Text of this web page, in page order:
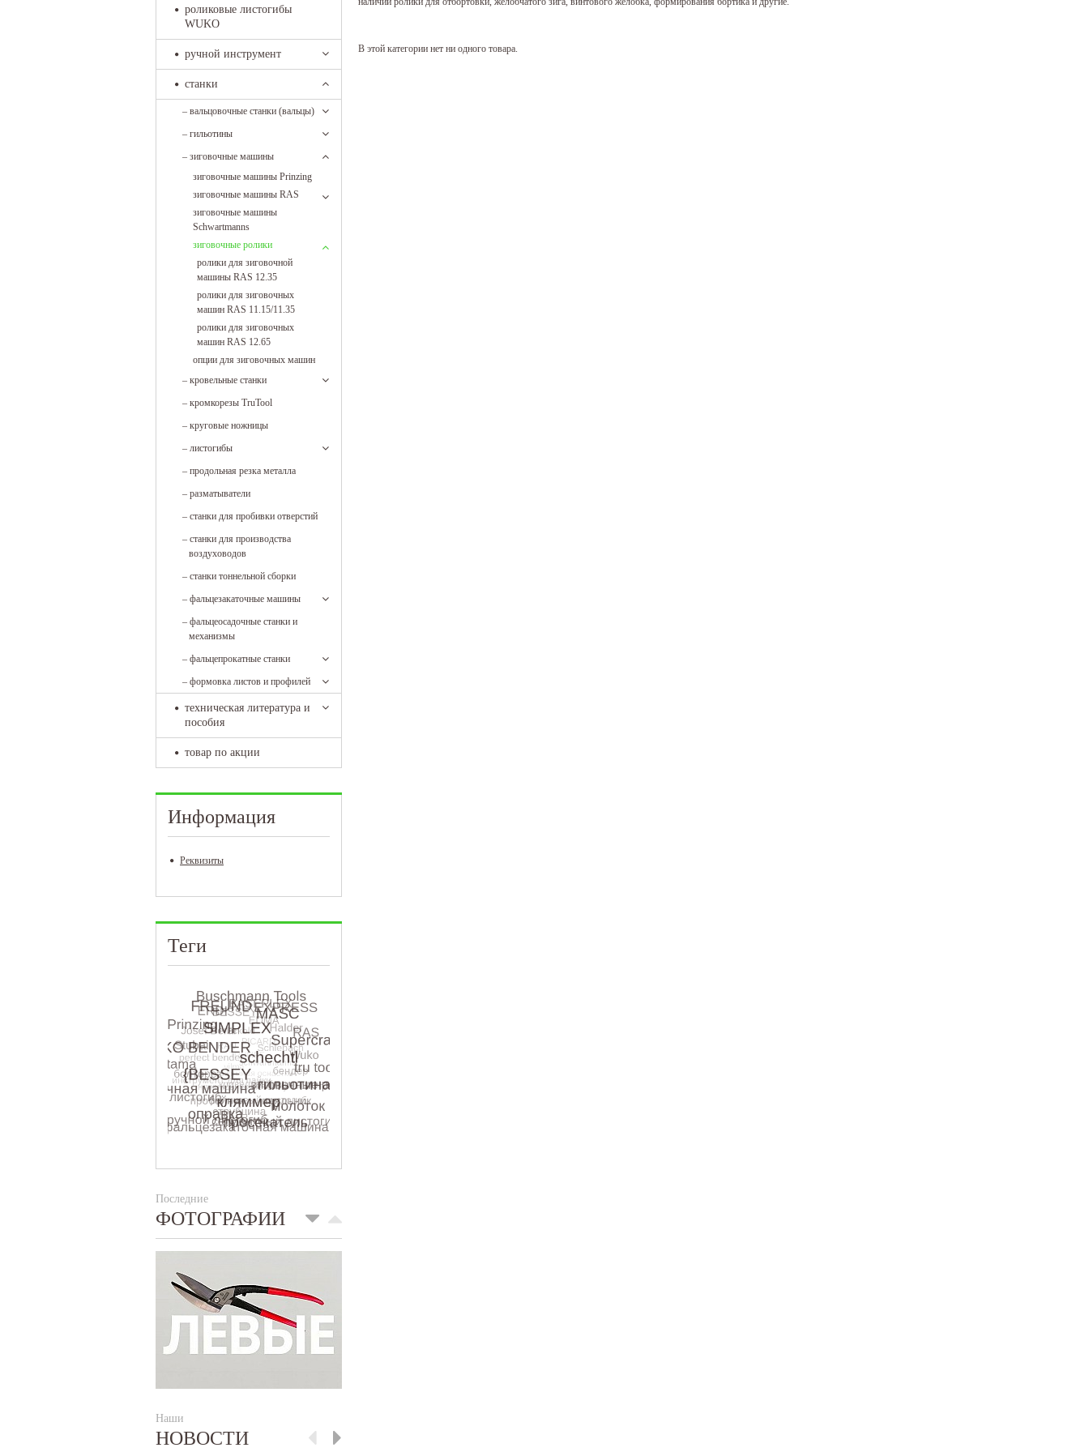
роликовые листогибы
WUKO
ручной инструмент
станки
– вальцовочные станки (вальцы)
– гильотины
– зиговочные машины
зиговочные машины Prinzing
зиговочные машины RAS
зиговочные машины
Schwartmanns
зиговочные ролики
ролики для зиговочной
машины RAS 12.35
ролики для зиговочных
машин RAS 11.15/11.35
ролики для зиговочных
машин RAS 12.65
опции для зиговочных машин
– кровельные станки
– кромкорезы TruTool
– круговые ножницы
– листогибы
– продольная резка металла
– разматыватели
– станки для пробивки отверстий
– станки для производства
воздуховодов
– станки тоннельной сборки
– фальцезакаточные машины
– фальцеосадочные станки и
механизмы
– фальцепрокатные станки
– формовка листов и профилей
техническая литература и
пособия
товар по акции
Информация
Реквизиты
Теги
Последние
ФОТОГРАФИИ
Наши
НОВОСТИ
В этой категории нет ни одного товара.